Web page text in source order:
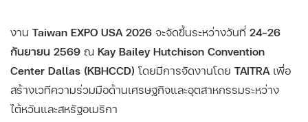
งาน Taiwan EXPO USA 2026 จะจัดขึ้นระหว่างวันที่ 24–26
กันยายน 2569 ณ Kay Bailey Hutchison Convention
Center Dallas (KBHCCD) โดยมีการจัดงานโดย TAITRAเพื่อ
สร้างเวทีความร่วมมือด้านเศรษฐกิจและอุตสาหกรรมระหว่าง
ไต้หวันและสหรัฐอเมริกา